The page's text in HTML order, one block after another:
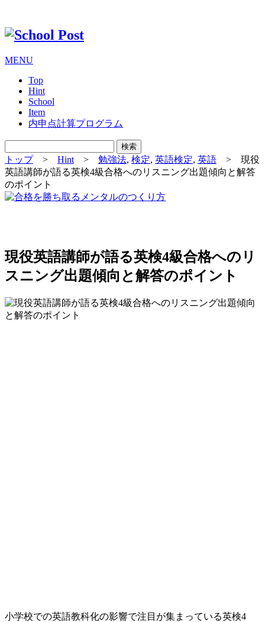
MENU
Top
Hint
School
Item
内申点計算プログラム
トップ> Hint > 勉強法, 検定, 英語検定, 英語 > 現役
英語講師が語る英検4級合格へのリスニング出題傾向と解答
のポイント
現役英語講師が語る英検4級合格へのリ
スニング出題傾向と解答のポイント
小学校での英語教科化の影響で注目が集まっている英検4